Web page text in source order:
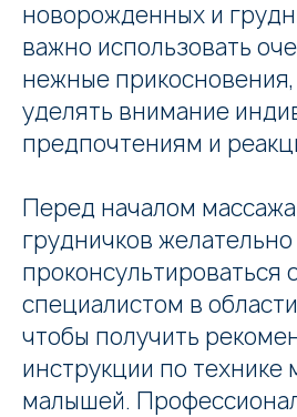
новорожденных и
важно использовать
нежные прикосновения,
уделять внимание
предпочтениям и
Перед началом
грудничков желательно
проконсультироваться
специалистом в
чтобы получить
инструкции по технике
малышей.